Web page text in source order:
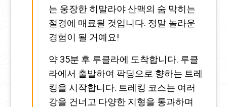
는 웅장한 히말라야 산맥의 숨 막히는
절경에 매료될 것입니다. 정말 놀라운
경험이 될 거예요!
약 35분 후 루클라에 도착합니다. 루클
라에서 출발하여 팍딩으로 향하는 트레
킹을 시작합니다. 트레킹 코스는 여러
강을 건너고 다양한 지형을 통과하며